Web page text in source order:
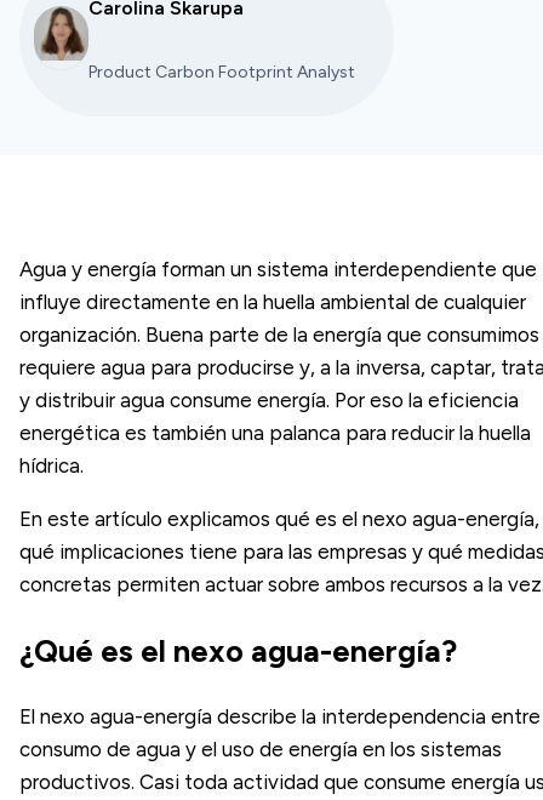
Carolina Skarupa
Product Carbon Footprint Analyst
Agua y energía forman un sistema interdependiente que
influye directamente en la huella ambiental de cualquier
organización. Buena parte de la energía que consumimos
requiere agua para producirse y, a la inversa, captar,
y distribuir agua consume energía. Por eso la eficiencia
energética es también una palanca para reducir la huella
hídrica.
En este artículo explicamos qué es el nexo agua-energía,
qué implicaciones tiene para las empresas y qué
concretas permiten actuar sobre ambos recursos a la
¿Qué es el nexo agua-energía?
El nexo agua-energía describe la interdependencia
consumo de agua y el uso de energía en los sistemas
productivos. Casi toda actividad que consume energía